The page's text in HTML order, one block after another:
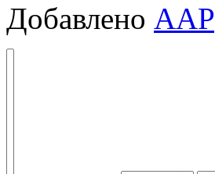
Добавлено AAP